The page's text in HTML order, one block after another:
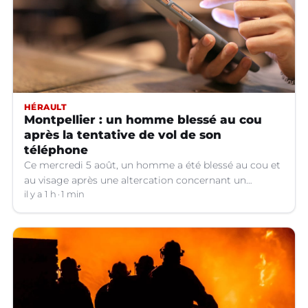
HÉRAULT
Montpellier : un homme blessé au cou
après la tentative de vol de son
téléphone
Ce mercredi 5 août, un homme a été blessé au cou et
au visage après une altercation concernant un
téléphone portable à Montpellier (Hérault).
il y a 1 h 1 min